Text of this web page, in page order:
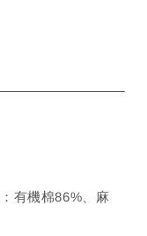
有機棉86%、麻